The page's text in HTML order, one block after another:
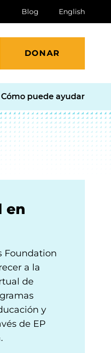
Blog English
DONAR
Cómo puede ayudar
en
Foundation
a la
de
y
de EP